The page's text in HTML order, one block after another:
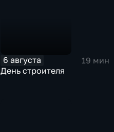
6 августа
19 мин
День строителя